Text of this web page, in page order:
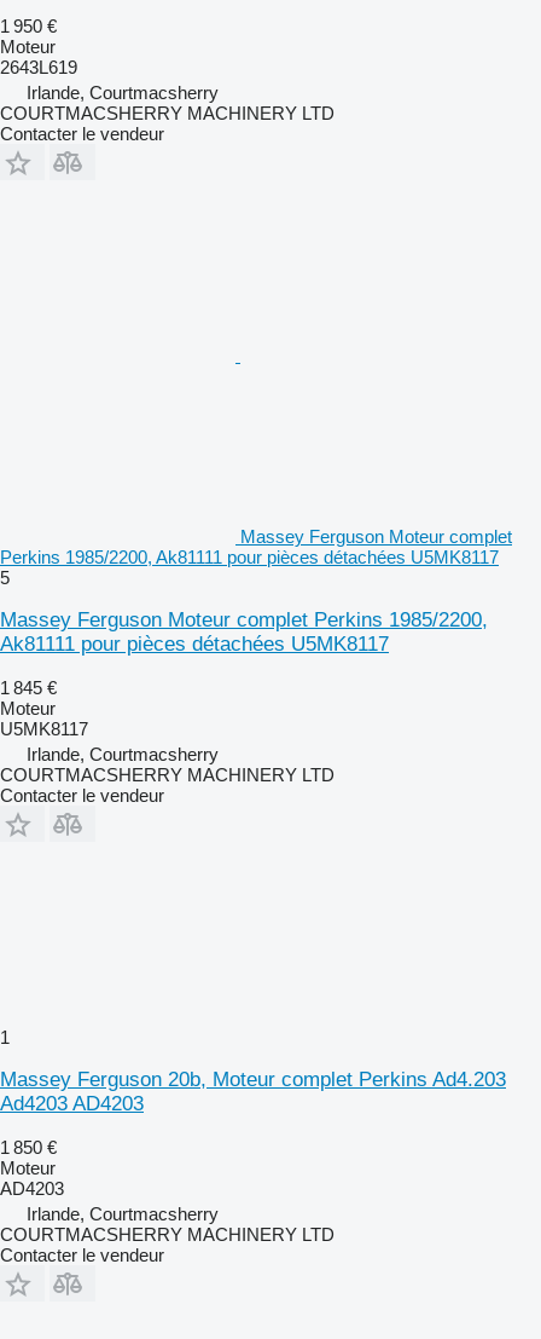
1 950 €
Moteur
2643L619
Irlande, Courtmacsherry
COURTMACSHERRY MACHINERY LTD
Contacter le vendeur
Massey Ferguson Moteur complet
Perkins 1985/2200, Ak81111 pour pièces détachées U5MK8117
5
Massey Ferguson Moteur complet Perkins 1985/2200,
Ak81111 pour pièces détachées U5MK8117
1 845 €
Moteur
U5MK8117
Irlande, Courtmacsherry
COURTMACSHERRY MACHINERY LTD
Contacter le vendeur
1
Massey Ferguson 20b, Moteur complet Perkins Ad4.203
Ad4203 AD4203
1 850 €
Moteur
AD4203
Irlande, Courtmacsherry
COURTMACSHERRY MACHINERY LTD
Contacter le vendeur